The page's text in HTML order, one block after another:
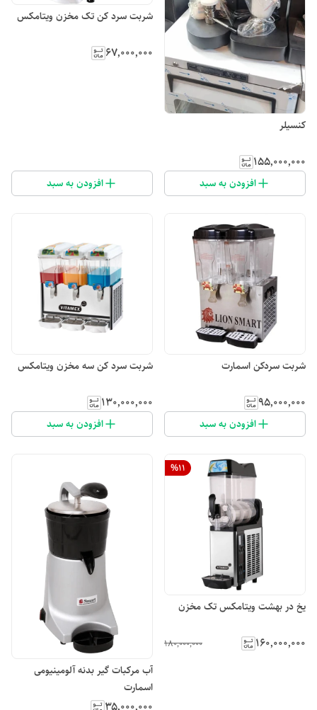
کنسیلر
۱۵۵٬۰۰۰٬۰۰۰
افزودن به سبد
شربت سرد کن تک مخزن ویتامکس
۶۷٬۰۰۰٬۰۰۰
افزودن به سبد
شربت سردکن اسمارت
۹۵٬۰۰۰٬۰۰۰
افزودن به سبد
شربت سرد کن سه مخزن ویتامکس
۱۳۰٬۰۰۰٬۰۰۰
افزودن به سبد
%11
یخ در بهشت ویتامکس تک مخزن
۱۶۰٬۰۰۰٬۰۰۰ ۱۸۰٬۰۰۰٬۰۰۰
آب مرکبات گیر بدنه آلومینیومی
اسمارت